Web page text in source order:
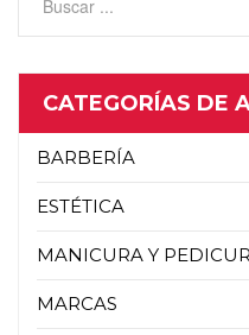
CATEGORÍAS DE
BARBERÍA
ESTÉTICA
MANICURA Y
MARCAS